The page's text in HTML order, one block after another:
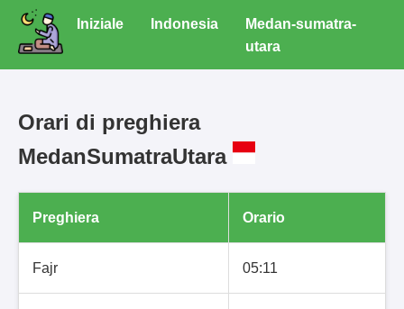
Iniziale Indonesia
Medan-sumatra-
utara
Orari di preghiera
MedanSumatraUtara
Preghiera Orario
Fajr 05:11